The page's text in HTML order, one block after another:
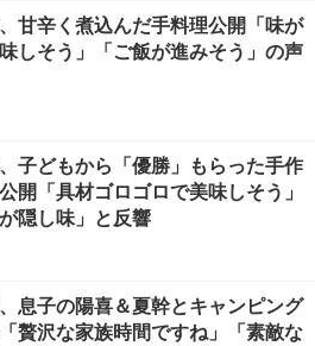
甘辛く煮込んだ手料理公開「味が
しそう」「ご飯が進みそう」の声
子どもから「優勝」もらった手作
開「具材ゴロゴロで美味しそう」
隠し味」と反響
息子の陽喜＆夏幹とキャンピング
贅沢な家族時間ですね」「素敵な